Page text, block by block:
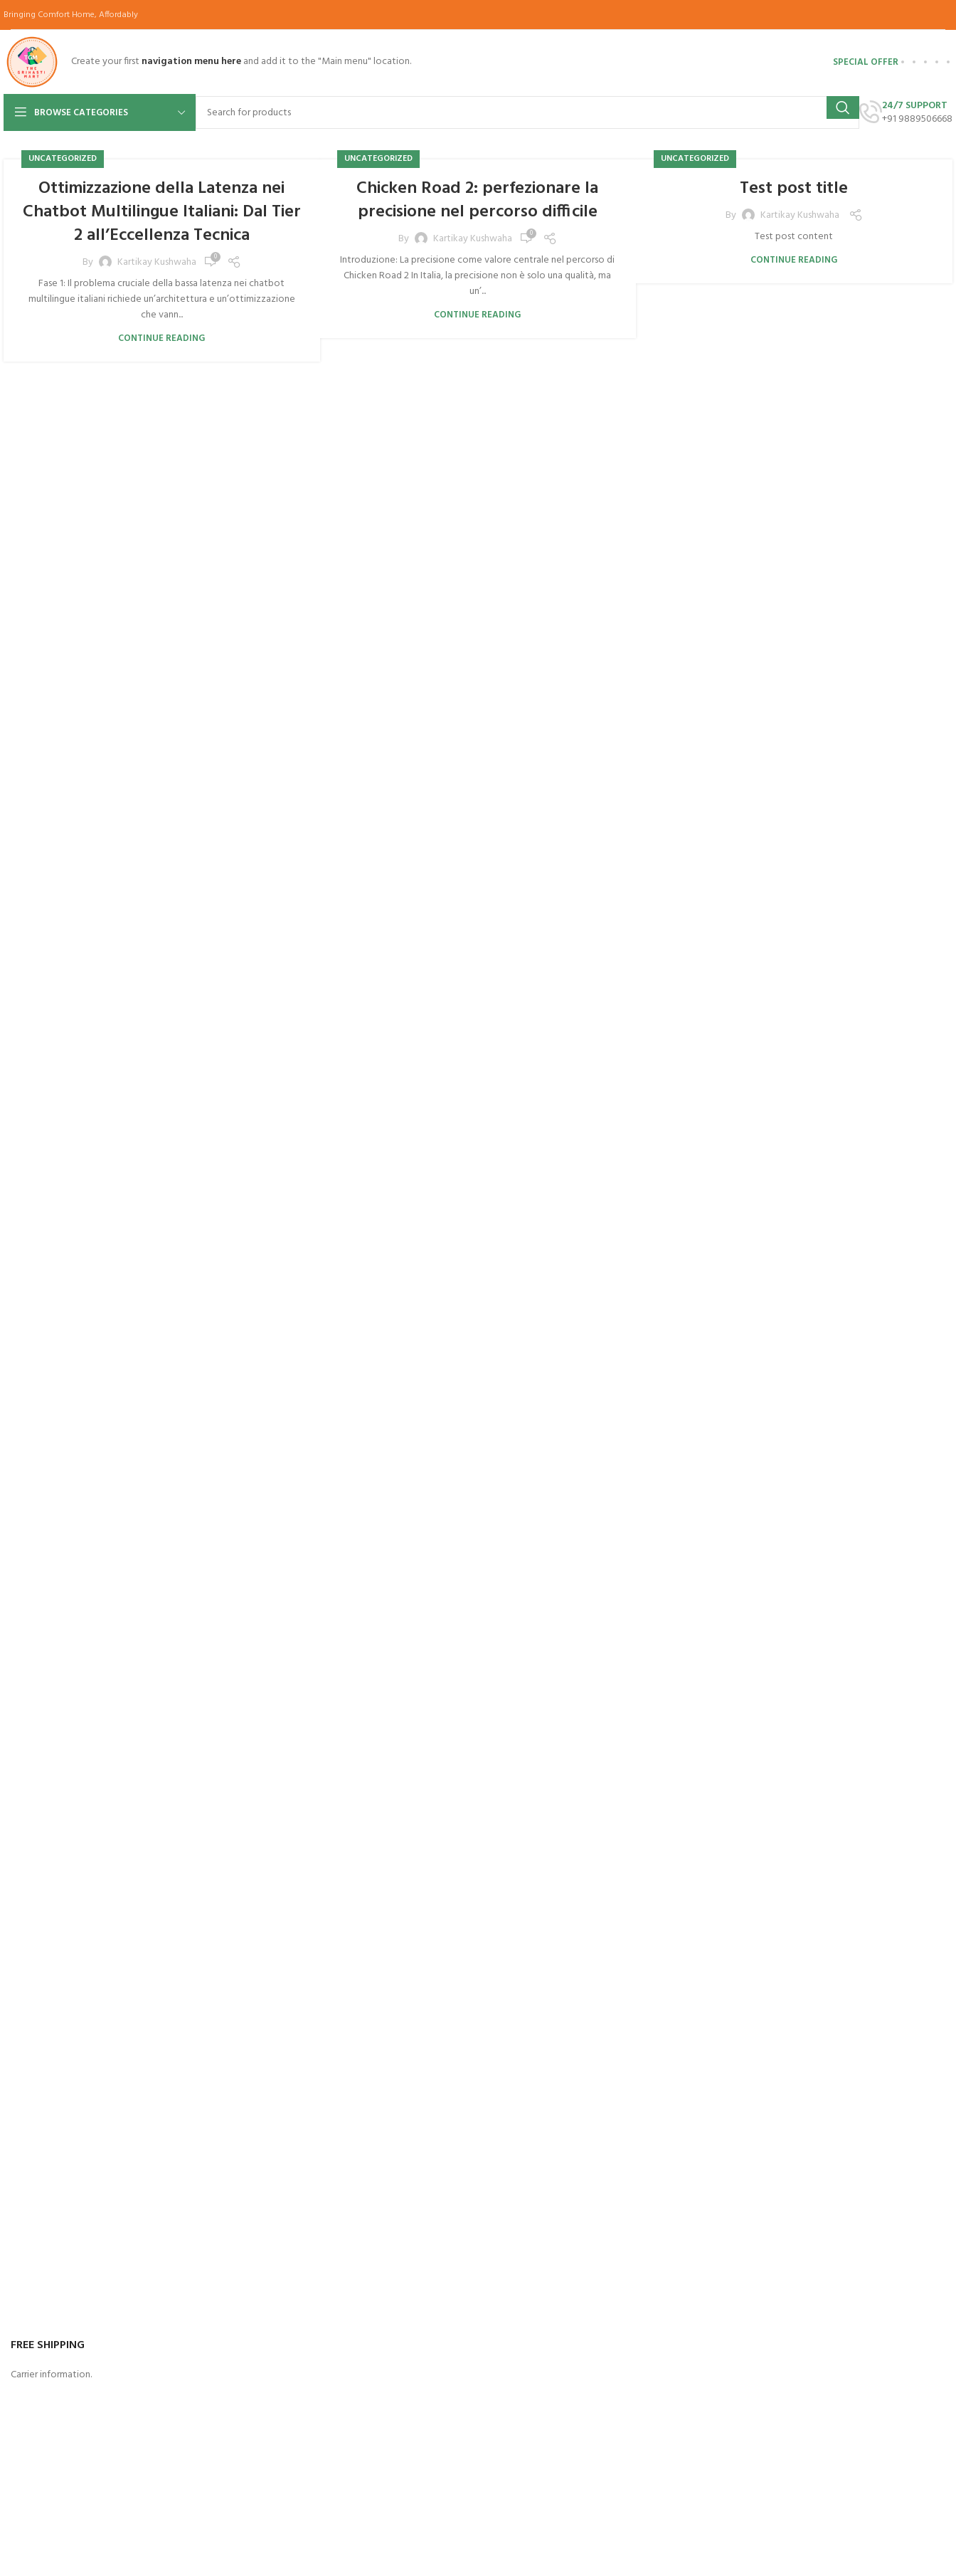
Bringing Comfort Home, Affordably
Create your first navigation menu hereand add it to the "Main menu" location. SPECIAL OFFER
BROWSE CATEGORIES
24/7 SUPPORT
+91 9889506668
UNCATEGORIZED
Ottimizzazione della Latenza nei
Chatbot Multilingue Italiani: Dal Tier
2 all’Eccellenza Tecnica
By Kartikay Kushwaha 0
Fase 1: Il problema cruciale della bassa latenza nei chatbot
multilingue italiani richiede un’architettura e un’ottimizzazione
che vann...
CONTINUE READING
UNCATEGORIZED
Chicken Road 2: perfezionare la
precisione nel percorso difficile
By Kartikay Kushwaha 0
Introduzione: La precisione come valore centrale nel percorso di
Chicken Road 2 In Italia, la precisione non è solo una qualità, ma
un’...
CONTINUE READING
UNCATEGORIZED
Test post title
By
Kartikay Kushwaha
Test post content
CONTINUE READING
FREE SHIPPING
Carrier information.